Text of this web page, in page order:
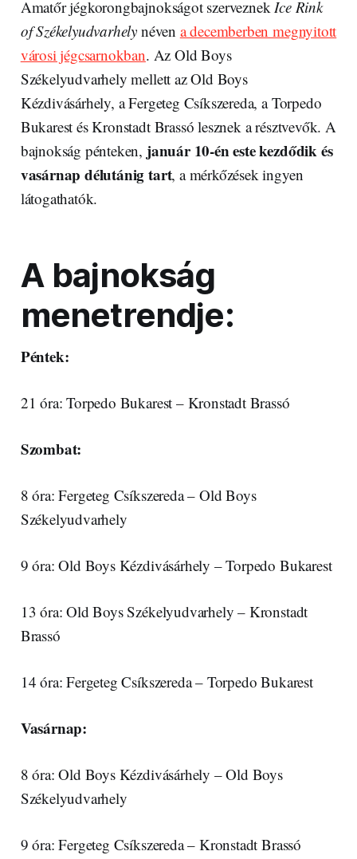
Amatőr jégkorongbajnokságot szerveznek Ice Rink
of Székelyudvarhely néven a decemberben megnyitott
városi jégcsarnokban. Az Old Boys
Székelyudvarhely mellett az Old Boys
Kézdivásárhely, a Fergeteg Csíkszereda, a Torpedo
Bukarest és Kronstadt Brassó lesznek a résztvevők. A
bajnokság pénteken, január 10-én este kezdődik és
vasárnap délutánig tart, a mérkőzések ingyen
látogathatók.
A bajnokság
menetrendje:
Péntek:
21 óra: Torpedo Bukarest – Kronstadt Brassó
Szombat:
8 óra: Fergeteg Csíkszereda – Old Boys
Székelyudvarhely
9 óra: Old Boys Kézdivásárhely – Torpedo Bukarest
13 óra: Old Boys Székelyudvarhely – Kronstadt
Brassó
14 óra: Fergeteg Csíkszereda – Torpedo Bukarest
Vasárnap:
8 óra: Old Boys Kézdivásárhely – Old Boys
Székelyudvarhely
9 óra: Fergeteg Csíkszereda – Kronstadt Brassó